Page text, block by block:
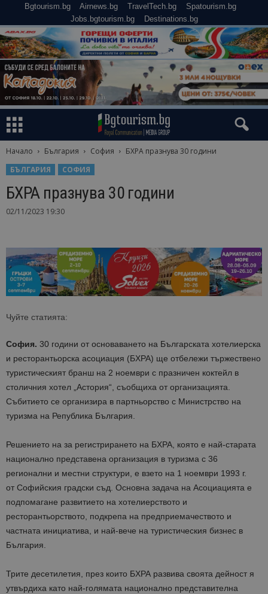
Bgtourism.bg Airnews.bg TravelTech.bg
Spatourism.bg
Jobs.bgtourism.bg
Destinations.bg
Начало България София
БХРА празнува 30 години
БЪЛГАРИЯ
СОФИЯ
БХРА празнува 30 години
02/11/2023 19:30
Чуйте статията:
София. 30 години от основаването на Българската хотелиерска
и ресторантьорска асоциация (БХРА) ще отбележи тържествено
туристическият бранш на 2 ноември с празничен коктейл в
столичния хотел „Астория“, съобщиха от организацията.
Събитието се организира в партньорство с Министрство на
туризма на Република България.
Решението на за регистрирането на БХРА, която е най-старата
национално представена организация в туризма с 36
регионални и местни структури, е взето на 1 ноември 1993 г.
от Софийския градски съд. Основна задача на Асоциацията е
подпомагане развитието на хотелиерството и
ресторантьорството, подкрепа на предприемачеството и
частната инициатива, и най-вече на туристическия бизнес в
България.
Трите десетилетия, през които БХРА развива своята дейност я
утвърдиха като най-голямата национално представителна